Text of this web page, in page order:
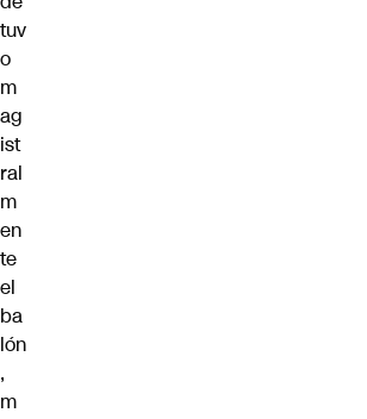
tuv
o
m
ag
ist
ral
m
en
te
el
ba
lón
,
m